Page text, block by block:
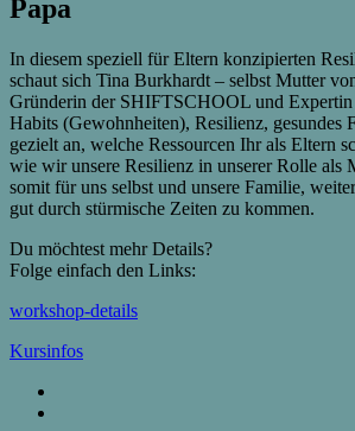
Papa
In diesem speziell für Eltern konzipierten
schaut sich Tina Burkhardt – selbst Mutter
Gründerin der SHIFTSCHOOL und Expertin
Habits (Gewohnheiten), Resilienz, gesundes
gezielt an, welche Ressourcen Ihr als Eltern
wie wir unsere Resilienz in unserer Rolle als
somit für uns selbst und unsere Familie,
gut durch stürmische Zeiten zu kommen.
Du möchtest mehr Details?
Folge einfach den Links:
workshop-details
Kursinfos